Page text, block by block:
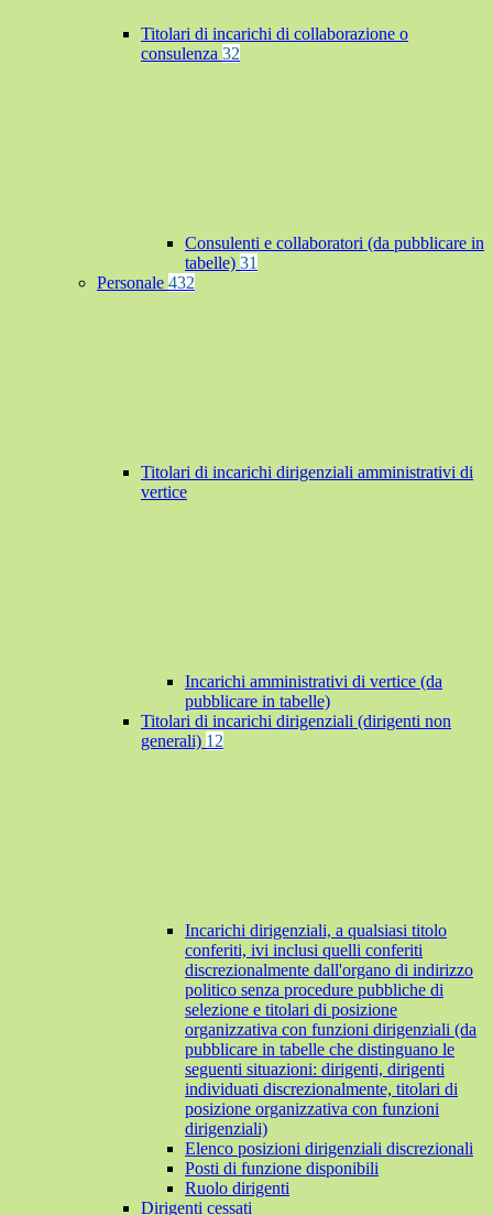
Titolari di incarichi di collaborazione o
consulenza 32
Consulenti e collaboratori (da pubblicare in
tabelle) 31
Personale 432
Titolari di incarichi dirigenziali amministrativi di
vertice
Incarichi amministrativi di vertice (da
pubblicare in tabelle)
Titolari di incarichi dirigenziali (dirigenti non
generali) 12
Incarichi dirigenziali, a qualsiasi titolo
conferiti, ivi inclusi quelli conferiti
discrezionalmente dall'organo di indirizzo
politico senza procedure pubbliche di
selezione e titolari di posizione
organizzativa con funzioni dirigenziali (da
pubblicare in tabelle che distinguano le
seguenti situazioni: dirigenti, dirigenti
individuati discrezionalmente, titolari di
posizione organizzativa con funzioni
dirigenziali)
Elenco posizioni dirigenziali discrezionali
Posti di funzione disponibili
Ruolo dirigenti
Dirigenti cessati